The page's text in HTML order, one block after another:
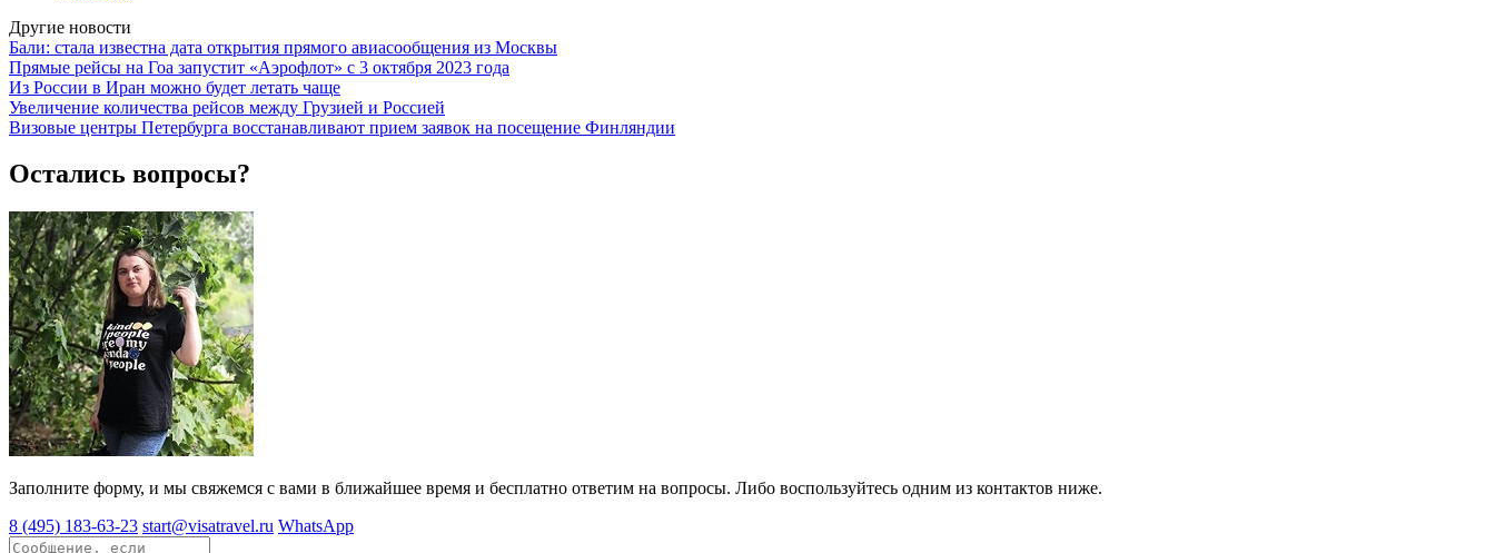
Другие новости
Бали: стала известна дата открытия прямого авиасообщения из Москвы
Прямые рейсы на Гоа запустит «Аэрофлот» c 3 октября 2023 года
Из России в Иран можно будет летать чаще
Увеличение количества рейсов между Грузией и Россией
Визовые центры Петербурга восстанавливают прием заявок на посещение Финляндии
Остались вопросы?
Заполните форму, и мы свяжемся с вами в ближайшее время и бесплатно ответим на вопросы. Либо воспользуйтесь одним из контактов ниже.
8 (495) 183-63-23 start@visatravel.ru WhatsApp